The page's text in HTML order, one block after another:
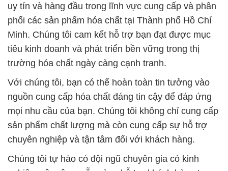
uy tín và hàng đầu trong lĩnh vực cung cấp và phân
phối các sản phẩm hóa chất tại Thành phố Hồ Chí
Minh. Chúng tôi cam kết hỗ trợ bạn đạt được mục
tiêu kinh doanh và phát triển bền vững trong thị
trường hóa chất ngày càng cạnh tranh.
Với chúng tôi, bạn có thể hoàn toàn tin tưởng vào
nguồn cung cấp hóa chất đáng tin cậy để đáp ứng
mọi nhu cầu của bạn. Chúng tôi không chỉ cung cấp
sản phẩm chất lượng mà còn cung cấp sự hỗ trợ
chuyên nghiệp và tận tâm đối với khách hàng.
Chúng tôi tự hào có đội ngũ chuyên gia có kinh